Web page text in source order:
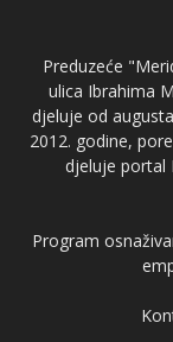
Preduzeće
ulica Ibrahima
djeluje od
2012. godine,
djeluje portal
Program